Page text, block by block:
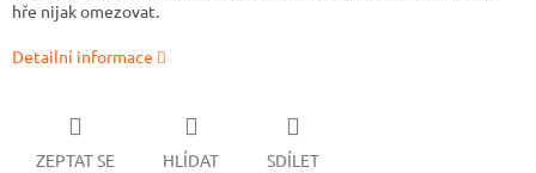
hře nijak omezovat.
Detailní informace
ZEPTAT SE HLÍDAT SDÍLET